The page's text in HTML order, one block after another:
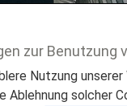
zur Stadt
zur Benutzung
Nutzung
solcher